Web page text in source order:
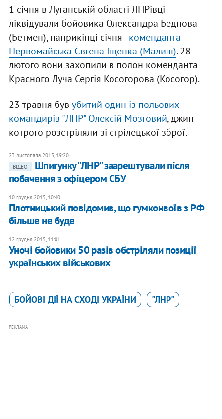
1 січня в Луганській області ЛНРівці
ліквідували бойовика Олександра Беднова
(Бетмен), наприкінці січня -коменданта
Первомайська Євгена Іщенка (Малиш). 28
лютого вони захопили в полон коменданта
Красного Луча Сергія Косогорова (Косогор).
23 травня був убитий один із польових
командирів "ЛНР" Олексій Мозговий, джип
котрого розстріляли зі стрілецької зброї.
23 листопада 2015, 19:20
ВІДЕО
Шпигунку "ЛНР" заарештували після
побачення з офіцером СБУ
10 грудня 2015, 10:40
Плотницький повідомив, що гумконвоїв з РФ
більше не буде
12 грудня 2015, 11:01
Уночі бойовики 50 разів обстріляли позиції
українських військових
БОЙОВІ ДІЇ НА СХОДІ УКРАЇНИ "ЛНР"
РЕКЛАМА